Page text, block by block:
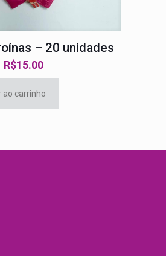
– 20 unidades
O
preço
original
era:
R$15.00O
preço
atual
é:
ao carrinho